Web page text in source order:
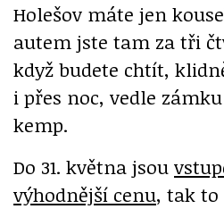
Holešov máte jen
autem jste tam za tři
když budete chtít,
i přes noc, vedle
kemp.
Do 31. května jsou
výhodnější cenu, tak to